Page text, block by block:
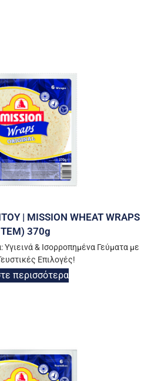
| MISSION WHEAT WRAPS
370g
Υγιεινά & Ισορροπημένα Γεύματα με
Επιλογές!
περισσότερα